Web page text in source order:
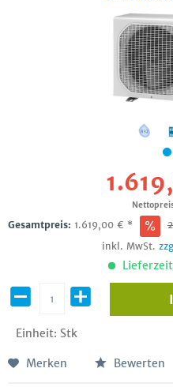
Gesamtpreis: 1.619,00 € *
inkl. MwSt.
Einheit: Stk
Merken Bewerten